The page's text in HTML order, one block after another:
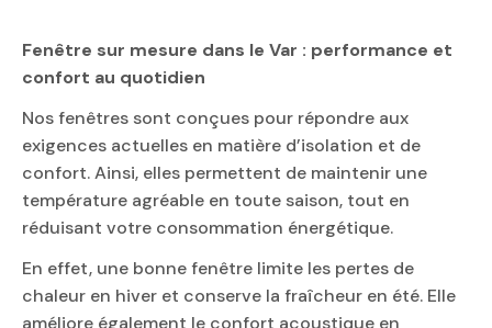
Fenêtre sur mesure dans le Var : performance et
confort au quotidien
Nos fenêtres sont conçues pour répondre aux
exigences actuelles en matière d’isolation et de
confort. Ainsi, elles permettent de maintenir une
température agréable en toute saison, tout en
réduisant votre consommation énergétique.
En effet, une bonne fenêtre limite les pertes de
chaleur en hiver et conserve la fraîcheur en été. Elle